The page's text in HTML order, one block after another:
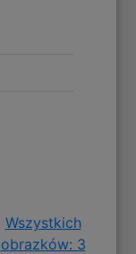
Wszystkich
obrazków: 3